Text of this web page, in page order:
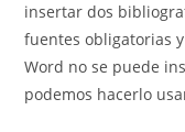
insertar dos
fuentes obligatorias
Word no se puede
podemos hacerlo